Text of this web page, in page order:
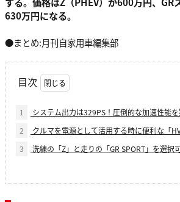
630万円になる。
●まとめ:月刊自家用車編集部
目次
1
システム出力は329PS！圧倒的な加速性能
2
クルマを電源として活用する時に便利な「
3
洗練の「Z」と走りの「GR SPORT」を選択